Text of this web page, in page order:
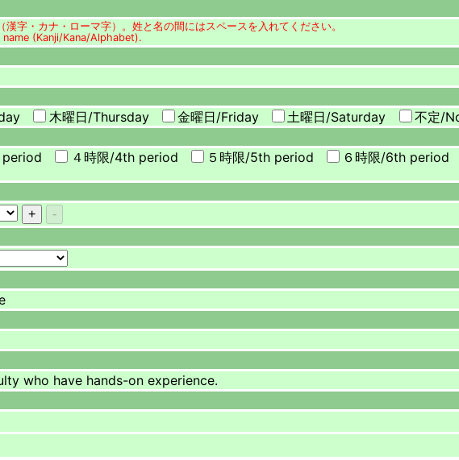
漢字・カナ・ローマ字）。姓と名の間にはスペースを入れてください。
(Kanji/Kana/Alphabet).
木曜日/Thursday 金曜日/Friday 土曜日/Saturday 不定/
４時限/4th period ５時限/5th period ６時限/6th period
who have hands-on experience.